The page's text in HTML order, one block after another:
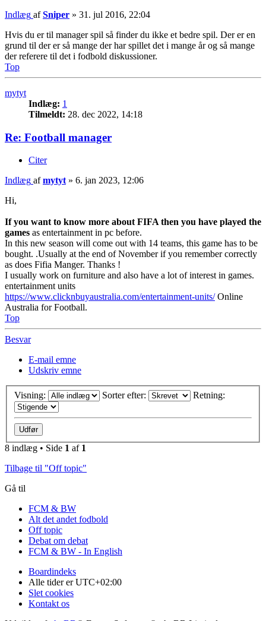
Indlæg afSniper » 31. jul 2016, 22:04
Hvis du er til manager spil så finder du ikke et bedre spil. Der er en
grund til der er så mange der har spillet det i mange år og så mange
der referere til det i fodbold diskussioner.
Top
mytyt
Indlæg: 1
Tilmeldt: 28. dec 2022, 14:18
Re: Football manager
Citer
Indlæg afmytyt » 6. jan 2023, 12:06
Hi,
If you want to know more about FIFA then you have played the
games as entertainment in pc before.
In this new season will come out with 14 teams, this game has to be
bought. .Usually at the end of November if you remember correctly
as does Fifia Manger. Thanks !
I usually work on furniture and also have a lot of interest in games.
entertainment units
https://www.clicknbuyaustralia.com/entertainment-units/Online
Australia for Football.
Top
Besvar
E-mail emne
Udskriv emne
Visning: Sorter efter: Retning:
8 indlæg • Side 1 af 1
Tilbage til "Off topic"
Gå til
FCM & BW
Alt det andet fodbold
Off topic
Debat om debat
FCM & BW - In English
Boardindeks
Alle tider erUTC+02:00
Slet cookies
Kontakt os